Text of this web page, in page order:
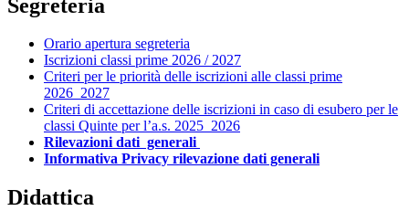
Segreteria
Orario apertura segreteria
Iscrizioni classi prime 2026 / 2027
Criteri per le priorità delle iscrizioni alle classi prime
2026_2027
Criteri di accettazione delle iscrizioni in caso di esubero per le
classi Quinte per l’a.s. 2025_2026
Rilevazioni dati generali
Informativa Privacy rilevazione dati generali
Didattica